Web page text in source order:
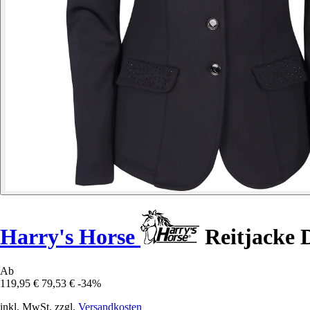
Harry's Horse Reitjacke
Ab
119,95 € 79,53 € -34%
inkl. MwSt. zzgl. Versandkosten